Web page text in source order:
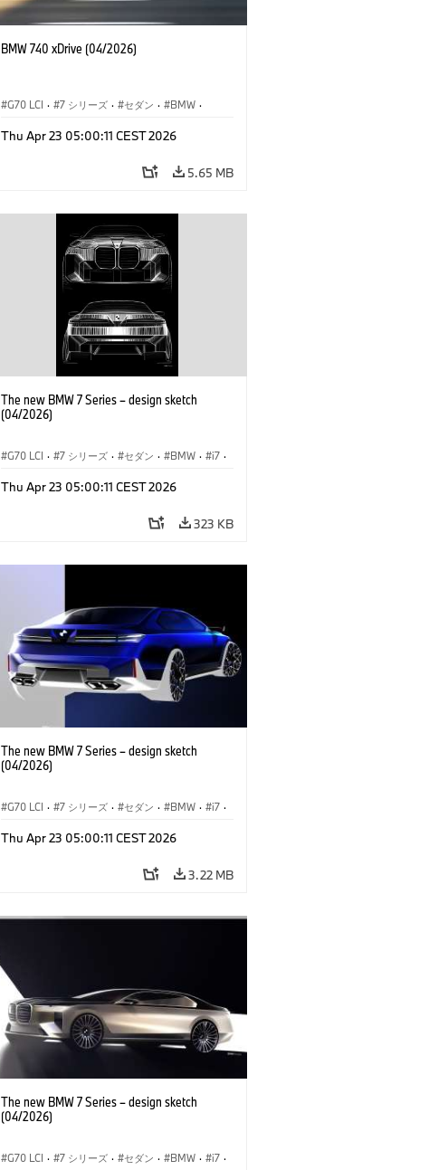
BMW 740 xDrive (04/2026)
G70 LCI · 7 シリーズ · セダン · BMW ·
M760e
Thu Apr 23 05:00:11 CEST 2026
5.65 MB
The new BMW 7 Series – design sketch
(04/2026)
G70 LCI · 7 シリーズ · セダン · BMW · i7 ·
M モデル
Thu Apr 23 05:00:11 CEST 2026
323 KB
The new BMW 7 Series – design sketch
(04/2026)
G70 LCI · 7 シリーズ · セダン · BMW · i7 ·
M モデル
Thu Apr 23 05:00:11 CEST 2026
3.22 MB
The new BMW 7 Series – design sketch
(04/2026)
G70 LCI · 7 シリーズ · セダン · BMW · i7 ·